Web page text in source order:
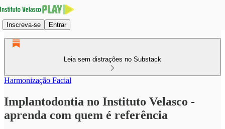
Inscreva-se Entrar
Leia sem distrações no Substack
Harmonização Facial
Implantodontia no Instituto Velasco -
aprenda com quem é referência